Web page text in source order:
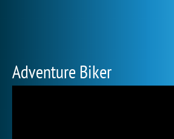
Adventure Biker